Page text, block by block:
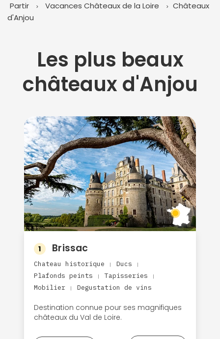
Partir Vacances Châteaux de la Loire
Châteaux
d'Anjou
Les plus beaux
châteaux d'Anjou
1 Brissac
Chateau historique | Ducs |
Plafonds peints | Tapisseries |
Mobilier | Degustation de vins
Destination connue pour ses magnifiques
châteaux du Val de Loire.
Juillet
Août Septembre
Octobre
Novembre